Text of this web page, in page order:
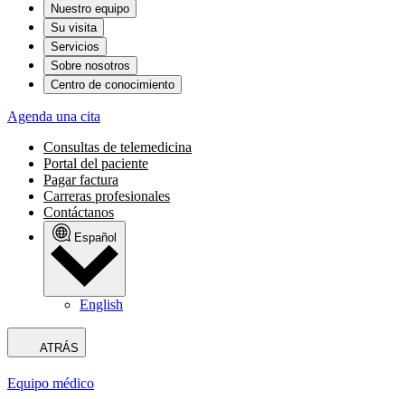
Nuestro equipo
Su visita
Servicios
Sobre nosotros
Centro de conocimiento
Agenda una cita
Consultas de telemedicina
Portal del paciente
Pagar factura
Carreras profesionales
Contáctanos
Español
English
ATRÁS
Equipo médico